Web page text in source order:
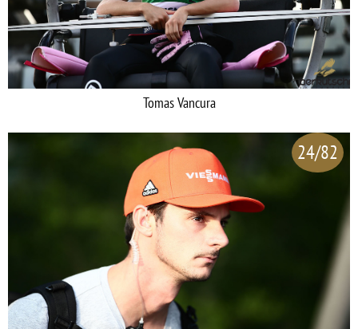
Tomas Vancura
24/82